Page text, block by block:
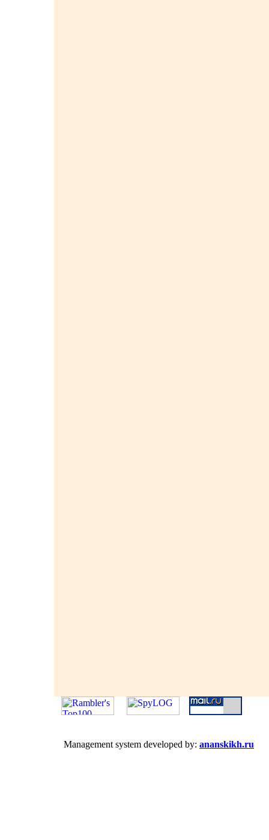
Management system developed by: ananskikh.ru